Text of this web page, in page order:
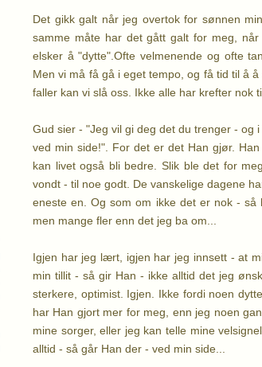
Det gikk galt når jeg overtok for sønnen
samme måte har det gått galt for meg,
elsker å "dytte".Ofte velmenende og ofte
Men vi må få gå i eget tempo, og få tid til å
faller kan vi slå oss. Ikke alle har krefter nok
Gud sier - "Jeg vil gi deg det du trenger - og
ved min side!". For det er det Han gjør.
kan livet også bli bedre. Slik ble det for
vondt - til noe godt. De vanskelige dagene
eneste en. Og som om ikke det er nok -
men mange fler enn det jeg ba om...
Igjen har jeg lært, igjen har jeg innsett - at
min tillit - så gir Han - ikke alltid det jeg
sterkere, optimist. Igjen. Ikke fordi noen
har Han gjort mer for meg, enn jeg noen
mine sorger, eller jeg kan telle mine
alltid - så går Han der - ved min side...